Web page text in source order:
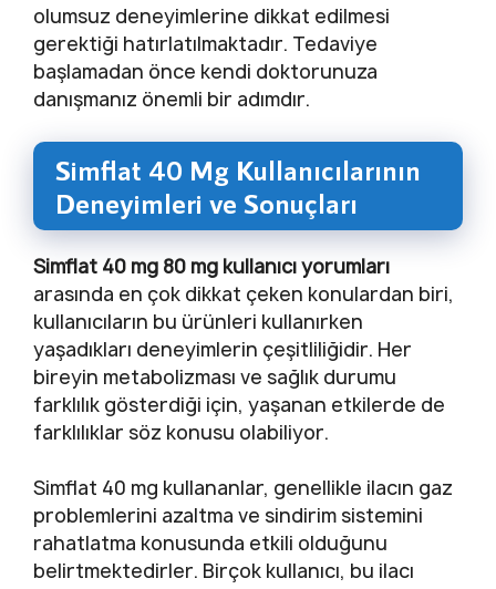
olumsuz deneyimlerine dikkat edilmesi
gerektiği hatırlatılmaktadır. Tedaviye
başlamadan önce kendi doktorunuza
danışmanız önemli bir adımdır.
Simflat 40 Mg Kullanıcılarının
Deneyimleri ve Sonuçları
Simflat 40 mg 80 mg kullanıcı yorumları
arasında en çok dikkat çeken konulardan biri,
kullanıcıların bu ürünleri kullanırken
yaşadıkları deneyimlerin çeşitliliğidir. Her
bireyin metabolizması ve sağlık durumu
farklılık gösterdiği için, yaşanan etkilerde de
farklılıklar söz konusu olabiliyor.
Simflat 40 mg kullananlar, genellikle ilacın gaz
problemlerini azaltma ve sindirim sistemini
rahatlatma konusunda etkili olduğunu
belirtmektedirler. Birçok kullanıcı, bu ilacı